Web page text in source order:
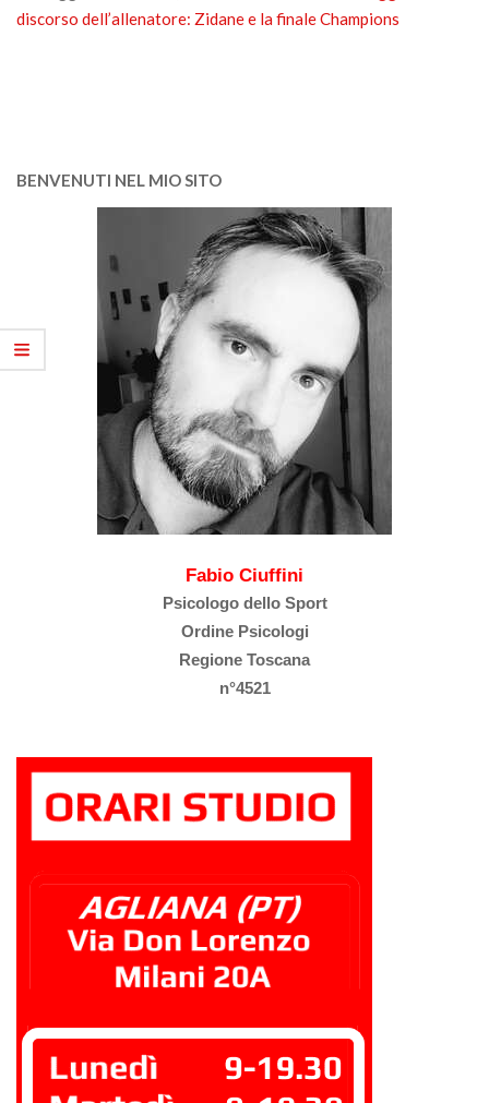
discorso dell’allenatore: Zidane e la finale Champions
BENVENUTI NEL MIO SITO
Fabio Ciuffini
Psicologo dello Sport
Ordine Psicologi
Regione Toscana
n°4521